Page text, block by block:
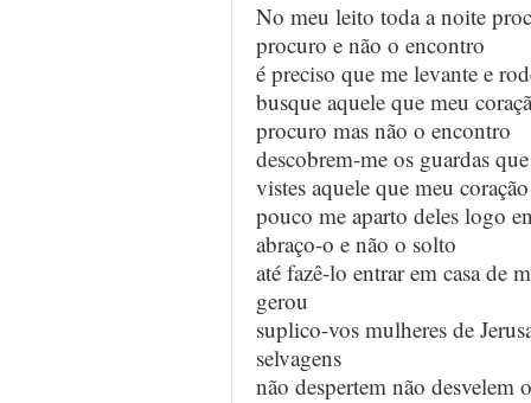
No meu leito toda a noite
procuro e não o encontro
é preciso que me levante e
busque aquele que meu
procuro mas não o encontro
descobrem-me os guardas
vistes aquele que meu
pouco me aparto deles logo
abraço-o e não o solto
até fazê-lo entrar em casa de
gerou
suplico-vos mulheres de
selvagens
não despertem não desvelem